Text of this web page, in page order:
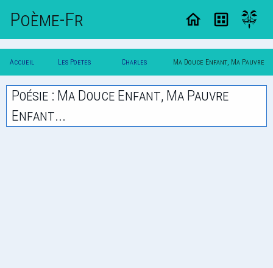
Poème-Fr
Accueil
Poesie
Les Poetes
Classique
Charles
Guerin
Ma Douce Enfant, Ma Pauvre
Enfant...
Poésie : Ma Douce Enfant, Ma Pauvre
Enfant...